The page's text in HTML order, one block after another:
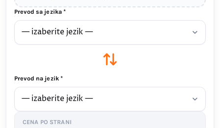
Prevod sa jezika *
Prevod na jezik *
CENA PO STRANI